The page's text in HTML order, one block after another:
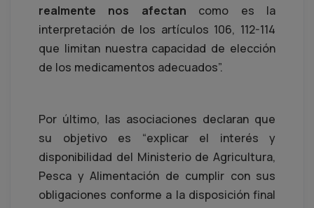
realmente nos afectan como es la
interpretación de los artículos 106, 112-114
que limitan nuestra capacidad de elección
de los medicamentos adecuados”.
Por último, las asociaciones declaran que
su objetivo es “explicar el interés y
disponibilidad del Ministerio de Agricultura,
Pesca y Alimentación de cumplir con sus
obligaciones conforme a la disposición final